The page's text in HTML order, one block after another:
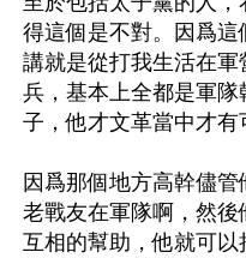
得這個是不對。因爲
講就是從打我生活在
兵，基本上全都是軍
子，他才文革當中才有
因爲那個地方高幹儘
老戰友在軍隊啊，然
互相的幫助，他就可